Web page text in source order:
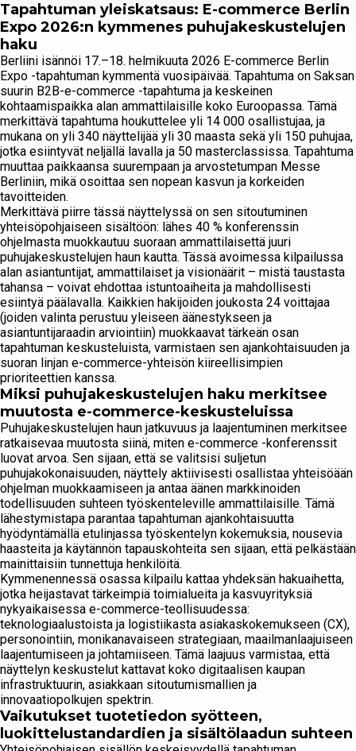
Tapahtuman yleiskatsaus: E-commerce Berlin
Expo 2026:n kymmenes puhujakeskustelujen
haku
Berliini isännöi 17.–18. helmikuuta 2026 E-commerce Berlin
Expo -tapahtuman kymmentä vuosipäivää. Tapahtuma on Saksan
suurin B2B-e-commerce -tapahtuma ja keskeinen
kohtaamispaikka alan ammattilaisille koko Euroopassa. Tämä
merkittävä tapahtuma houkuttelee yli 14 000 osallistujaa, ja
mukana on yli 340 näyttelijää yli 30 maasta sekä yli 150 puhujaa,
jotka esiintyvät neljällä lavalla ja 50 masterclassissa. Tapahtuma
muuttaa paikkaansa suurempaan ja arvostetumpan Messe
Berliniin, mikä osoittaa sen nopean kasvun ja korkeiden
tavoitteiden.
Merkittävä piirre tässä näyttelyssä on sen sitoutuminen
yhteisöpohjaiseen sisältöön: lähes 40 % konferenssin
ohjelmasta muokkautuu suoraan ammattilaisettä juuri
puhujakeskustelujen haun kautta. Tässä avoimessa kilpailussa
alan asiantuntijat, ammattilaiset ja visionäärit – mistä taustasta
tahansa – voivat ehdottaa istuntoaiheita ja mahdollisesti
esiintyä päälavalla. Kaikkien hakijoiden joukosta 24 voittajaa
(joiden valinta perustuu yleiseen äänestykseen ja
asiantuntijaraadin arviointiin) muokkaavat tärkeän osan
tapahtuman keskusteluista, varmistaen sen ajankohtaisuuden ja
suoran linjan e-commerce-yhteisön kiireellisimpien
prioriteettien kanssa.
Miksi puhujakeskustelujen haku merkitsee
muutosta e-commerce-keskusteluissa
Puhujakeskustelujen haun jatkuvuus ja laajentuminen merkitsee
ratkaisevaa muutosta siinä, miten e-commerce -konferenssit
luovat arvoa. Sen sijaan, että se valitsisi suljetun
puhujakokonaisuuden, näyttely aktiivisesti osallistaa yhteisöään
ohjelman muokkaamiseen ja antaa äänen markkinoiden
todellisuuden suhteen työskenteleville ammattilaisille. Tämä
lähestymistapa parantaa tapahtuman ajankohtaisuutta
hyödyntämällä etulinjassa työskentelyn kokemuksia, nousevia
haasteita ja käytännön tapauskohteita sen sijaan, että pelkästään
mainittaisiin tunnettuja henkilöitä.
Kymmenennessä osassa kilpailu kattaa yhdeksän hakuaihetta,
jotka heijastavat tärkeimpiä toimialueita ja kasvuyrityksiä
nykyaikaisessa e-commerce-teollisuudessa:
teknologiaalustoista ja logistiikasta asiakaskokemukseen (CX),
personointiin, monikanavaiseen strategiaan, maailmanlaajuiseen
laajentumiseen ja johtamiiseen. Tämä laajuus varmistaa, että
näyttelyn keskustelut kattavat koko digitaalisen kaupan
infrastruktuurin, asiakkaan sitoutumismallien ja
innovaatiopolkujen spektrin.
Vaikutukset tuotetiedon syötteen,
luokittelustandardien ja sisältölaadun suhteen